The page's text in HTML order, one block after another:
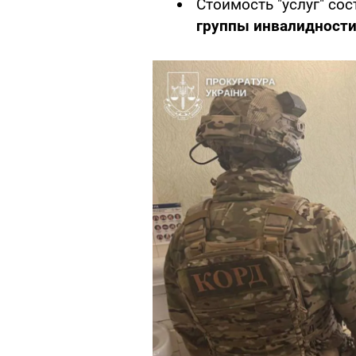
Стоимость "услуг"
группы инвалидности